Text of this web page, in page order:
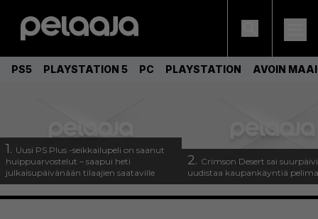
PS5 PLAYSTATION 5 PC PLAYSTATION AVOIN
1. Uusi PS Plus -seikkailupeli on saanut
huippuarvostelut – saapui heti
julkaisupäivänään tilaajien saataville
2. Crimson Desert sai
uudistaa kaupankäyntiä